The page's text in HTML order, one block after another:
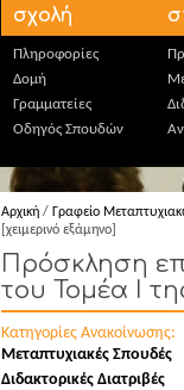
σχολή
Πληροφορίες
Δομή
Γραμματείες
Οδηγός Σπουδών
Αρχική / Γραφείο
[χειμερινό εξάμηνο]
Πρόσκληση
του Τομέα I
Κατηγορίες Ανακοίνωσης:
Μεταπτυχιακές Σπουδές
Διδακτορικές Διατριβές